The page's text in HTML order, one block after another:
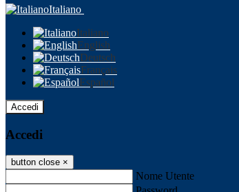
Italiano
Italiano
English
Deutsch
Français
Español
Accedi
Accedi
button close ×
Nome Utente